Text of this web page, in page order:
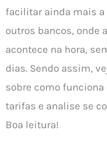
facilitar ainda mais a
outros bancos, onde
acontece na hora,
dias. Sendo assim,
sobre como funciona
tarifas e analise se
Boa leitura!